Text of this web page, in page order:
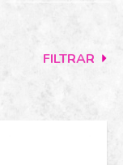
FILTRAR